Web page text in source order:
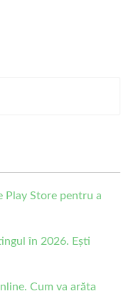
Play Store pentru a
în 2026. Ești
Cum va arăta